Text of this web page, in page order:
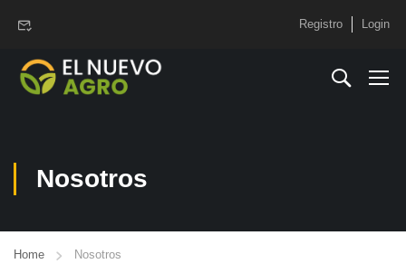
Registro Login
Nosotros
Home Nosotros